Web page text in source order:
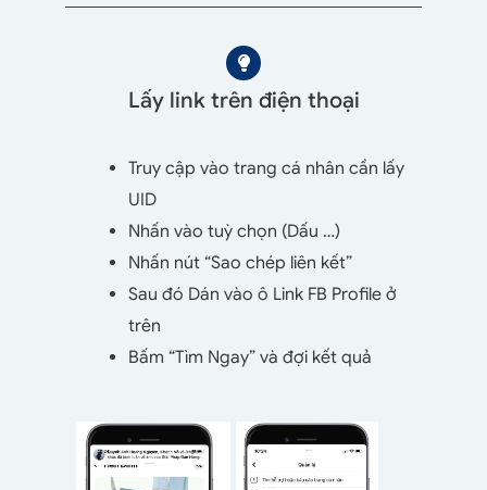
Lấy link trên điện thoại
Truy cập vào trang cá nhân cần lấy
UID
Nhấn vào tuỳ chọn (Dấu …)
Nhấn nút “Sao chép liên kết”
Sau đó Dán vào ô Link FB Profile ở
trên
Bấm “Tìm Ngay” và đợi kết quả